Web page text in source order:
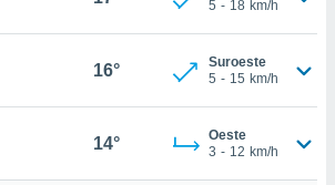
5 - 18 km/h
16°
Suroeste
5 - 15 km/h
14°
Oeste
3 - 12 km/h